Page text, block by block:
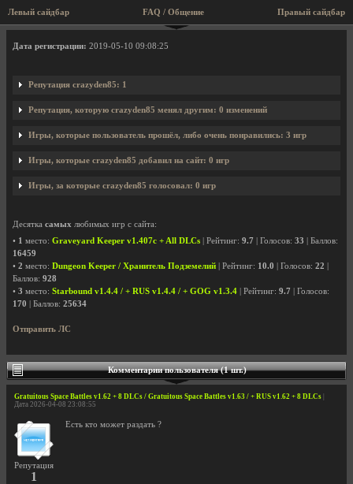
Левый сайдбар Правый сайдбар
FAQ / Общение
Профиль пользователя crazyden85
Дата регистрации: 2019-05-10 09:08:25
Репутация crazyden85: 1
Репутация, которую crazyden85 менял другим: 0 изменений
Игры, которые пользователь прошёл, либо очень понравились: 3 игр
Игры, которые crazyden85 добавил на сайт: 0 игр
Игры, за которые crazyden85 голосовал: 0 игр
Десятка самых любимых игр с сайта:
• 1 место: Graveyard Keeper v1.407c + All DLCs | Рейтинг: 9.7 | Голосов: 33 | Баллов:
16459
• 2 место: Dungeon Keeper / Хранитель Подземелий | Рейтинг: 10.0 | Голосов: 22
Баллов: 928
• 3 место: Starbound v1.4.4 / + RUS v1.4.4 / + GOG v1.3.4 | Рейтинг: 9.7 | Голосов:
170 | Баллов: 25634
Отправить ЛС
Комментарии пользователя (1 шт.)
Gratuitous Space Battles v1.62 + 8 DLCs / Gratuitous Space Battles v1.63 / + RUS v1.62 + 8 DLCs
Дата 2026-04-08 23:08:55
Репутация
1
Есть кто может раздать ?